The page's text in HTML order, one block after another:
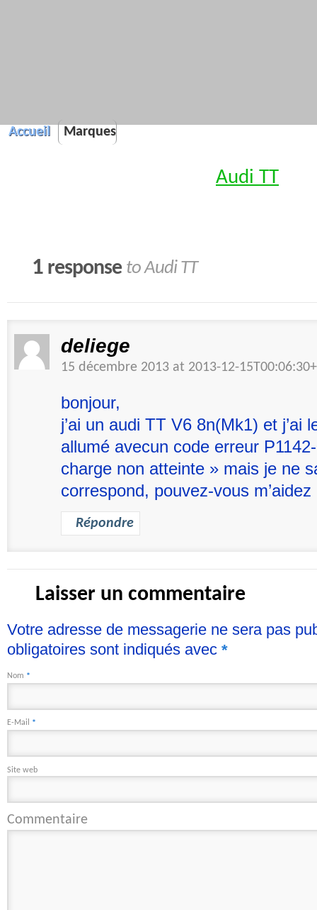
Accueil Marques
Audi TT
1 response to Audi TT
deliege
15 décembre 2013 at 2013-12-
bonjour,
j’ai un audi TT V6 8n(Mk1) et j’ai
allumé avecun code erreur
charge non atteinte » mais je ne
correspond, pouvez-vous
Répondre
Laisser un commentaire
Votre adresse de messagerie ne sera pas
obligatoires sont indiqués avec *
Nom *
E-Mail *
Site web
Commentaire